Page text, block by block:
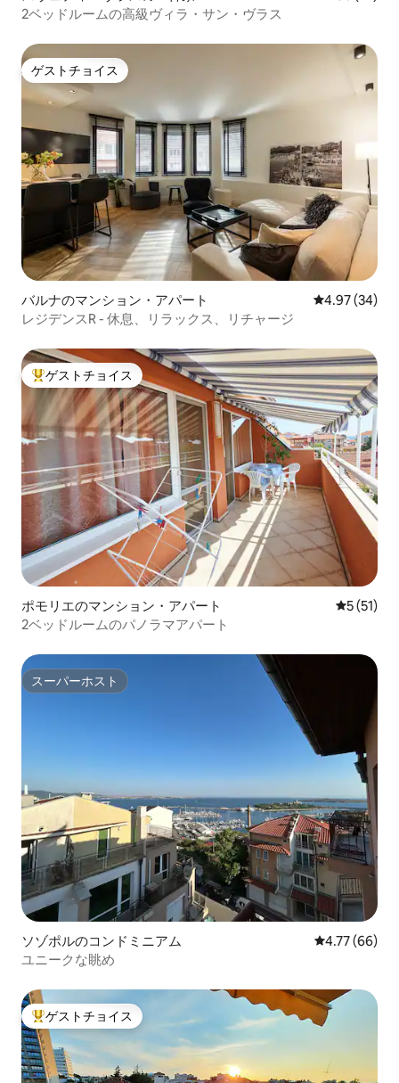
2ベッドルームの高級ヴィラ・サン・ヴラス
ゲストチョイス
ゲストチョイス
バルナのマンション・アパート レビュー34
4.97 (34)
レジデンスR - 休息、リラックス、リチャージ
大好評のゲストチョイスです。
ゲストチョイス
ポモリエのマンション・アパート レビュー
5 (51)
2ベッドルームのパノラマアパート
スーパーホスト
スーパーホスト
ソゾポルのコンドミニアム レビュー66
4.77 (66)
ユニークな眺め
大好評のゲストチョイスです。
ゲストチョイス